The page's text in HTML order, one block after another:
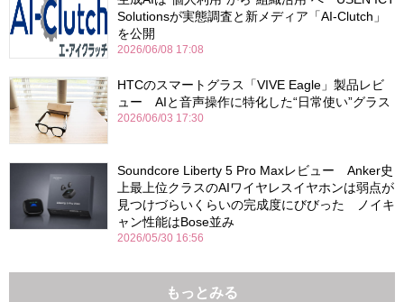
Solutionsが実態調査と新メディア「AI-Clutch」
を公開
2026/06/08 17:08
HTCのスマートグラス「VIVE Eagle」製品レビ
ュー AIと音声操作に特化した“日常使い”グラス
2026/06/03 17:30
Soundcore Liberty 5 Pro Maxレビュー Anker史
上最上位クラスのAIワイヤレスイヤホンは弱点が
見つけづらいくらいの完成度にびびった ノイキ
ャン性能はBose並み
2026/05/30 16:56
もっとみる